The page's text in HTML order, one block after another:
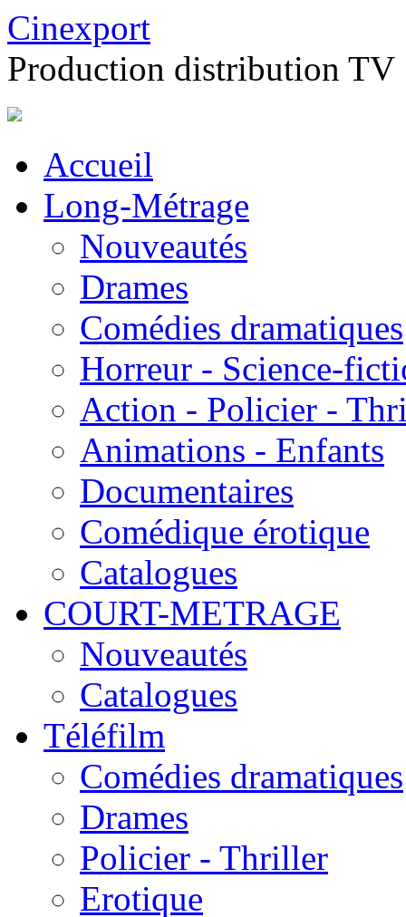
Cinexport
Production distribution TV
Accueil
Long-Métrage
Nouveautés
Drames
Comédies dramatiques
Horreur - Science-
Action - Policier -
Animations - Enfants
Documentaires
Comédique érotique
Catalogues
COURT-METRAGE
Nouveautés
Catalogues
Téléfilm
Comédies dramatiques
Drames
Policier - Thriller
Erotique